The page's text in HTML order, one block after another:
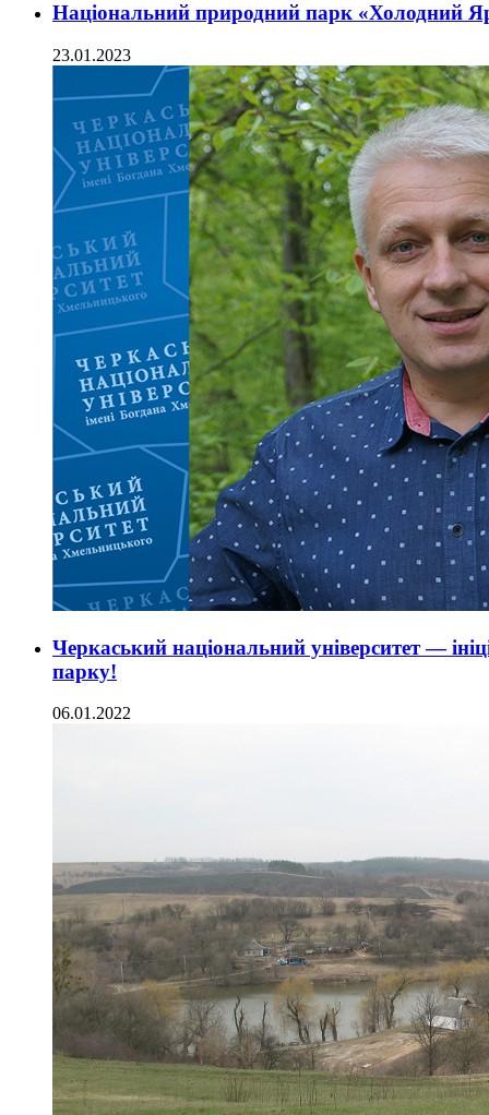
Національний природний парк «Холодний
23.01.2023
Черкаський національний університет —
парку!
06.01.2022